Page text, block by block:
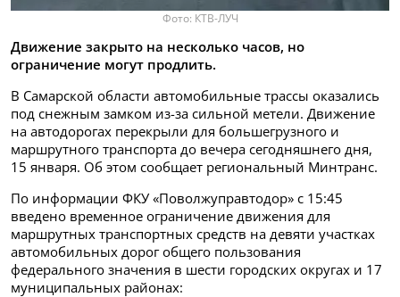
Фото: КТВ-ЛУЧ
Движение закрыто на несколько часов, но
ограничение могут продлить.
В Самарской области автомобильные трассы оказались
под снежным замком из-за сильной метели. Движение
на автодорогах перекрыли для большегрузного и
маршрутного транспорта до вечера сегодняшнего дня,
15 января. Об этом сообщает региональный Минтранс.
По информации ФКУ «Поволжуправтодор» с 15:45
введено временное ограничение движения для
маршрутных транспортных средств на девяти участках
автомобильных дорог общего пользования
федерального значения в шести городских округах и 17
муниципальных районах: